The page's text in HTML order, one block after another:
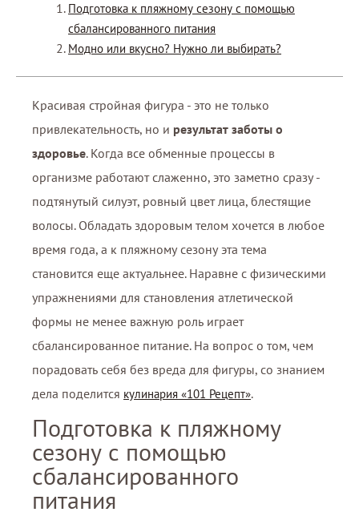
Подготовка к пляжному сезону с помощью
сбалансированного питания
Модно или вкусно? Нужно ли выбирать?
Красивая стройная фигура - это не только
привлекательность, но и результат заботы о
здоровье. Когда все обменные процессы в
организме работают слаженно, это заметно сразу -
подтянутый силуэт, ровный цвет лица, блестящие
волосы. Обладать здоровым телом хочется в любое
время года, а к пляжному сезону эта тема
становится еще актуальнее. Наравне с физическими
упражнениями для становления атлетической
формы не менее важную роль играет
сбалансированное питание. На вопрос о том, чем
порадовать себя без вреда для фигуры, со знанием
дела поделится кулинария «101 Рецепт».
Подготовка к пляжному
сезону с помощью
сбалансированного
питания